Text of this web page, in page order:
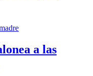
a las